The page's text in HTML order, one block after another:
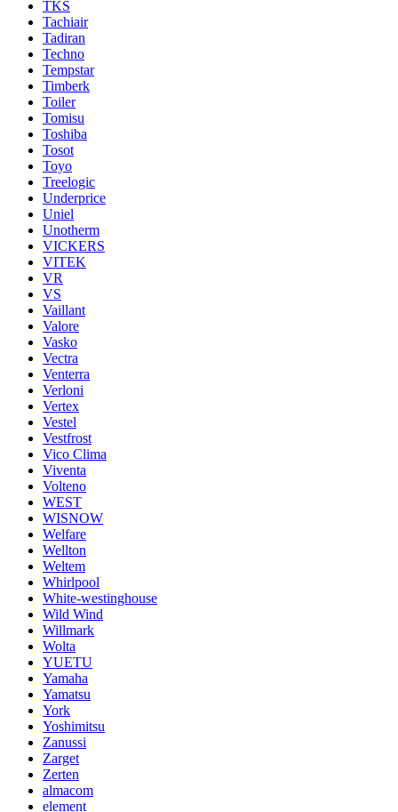
TKS
Tachiair
Tadiran
Techno
Tempstar
Timberk
Toiler
Tomisu
Toshiba
Tosot
Toyo
Treelogic
Underprice
Uniel
Unotherm
VICKERS
VITEK
VR
VS
Vaillant
Valore
Vasko
Vectra
Venterra
Verloni
Vertex
Vestel
Vestfrost
Vico Clima
Viventa
Volteno
WEST
WISNOW
Welfare
Wellton
Weltem
Whirlpool
White-westinghouse
Wild Wind
Willmark
Wolta
YUETU
Yamaha
Yamatsu
York
Yoshimitsu
Zanussi
Zarget
Zerten
almacom
element